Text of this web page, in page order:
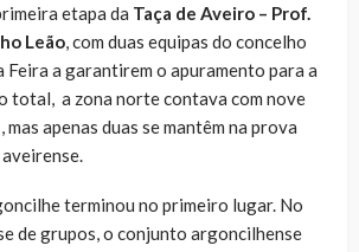
etapa da Taça de Aveiro – Prof.
Leão, com duas equipas do concelho
Feira a garantirem o apuramento para a
total, a zona norte contava com nove
apenas duas se mantêm na prova
terminou no primeiro lugar. No
de grupos, o conjunto argoncilhense